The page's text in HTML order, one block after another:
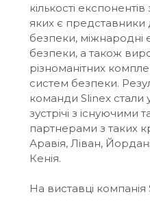
кількості
яких є
безпеки, міжнародні
безпеки, а також
різноманітних
систем безпеки.
команди Slinex стали
зустрічі з існуючими
партнерами з таких
Аравія, Ліван,
Кенія.
На виставці